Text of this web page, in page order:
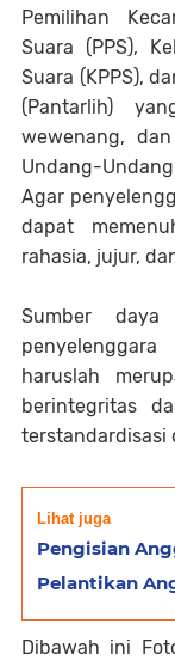
Pemilihan
Suara (PPS),
Suara (KPPS),
(Pantarlih)
wewenang,
Undang-
Agar
dapat
rahasia, jujur,
Sumber
haruslah
berintegritas
terstandardisasi
Lihat juga
Pengisian
Pelantikan
Dibawah ini